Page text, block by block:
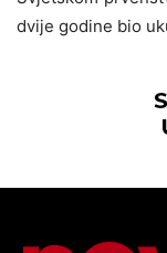
dvije godine bio